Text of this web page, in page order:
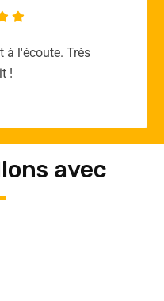
votre expertise!
avec